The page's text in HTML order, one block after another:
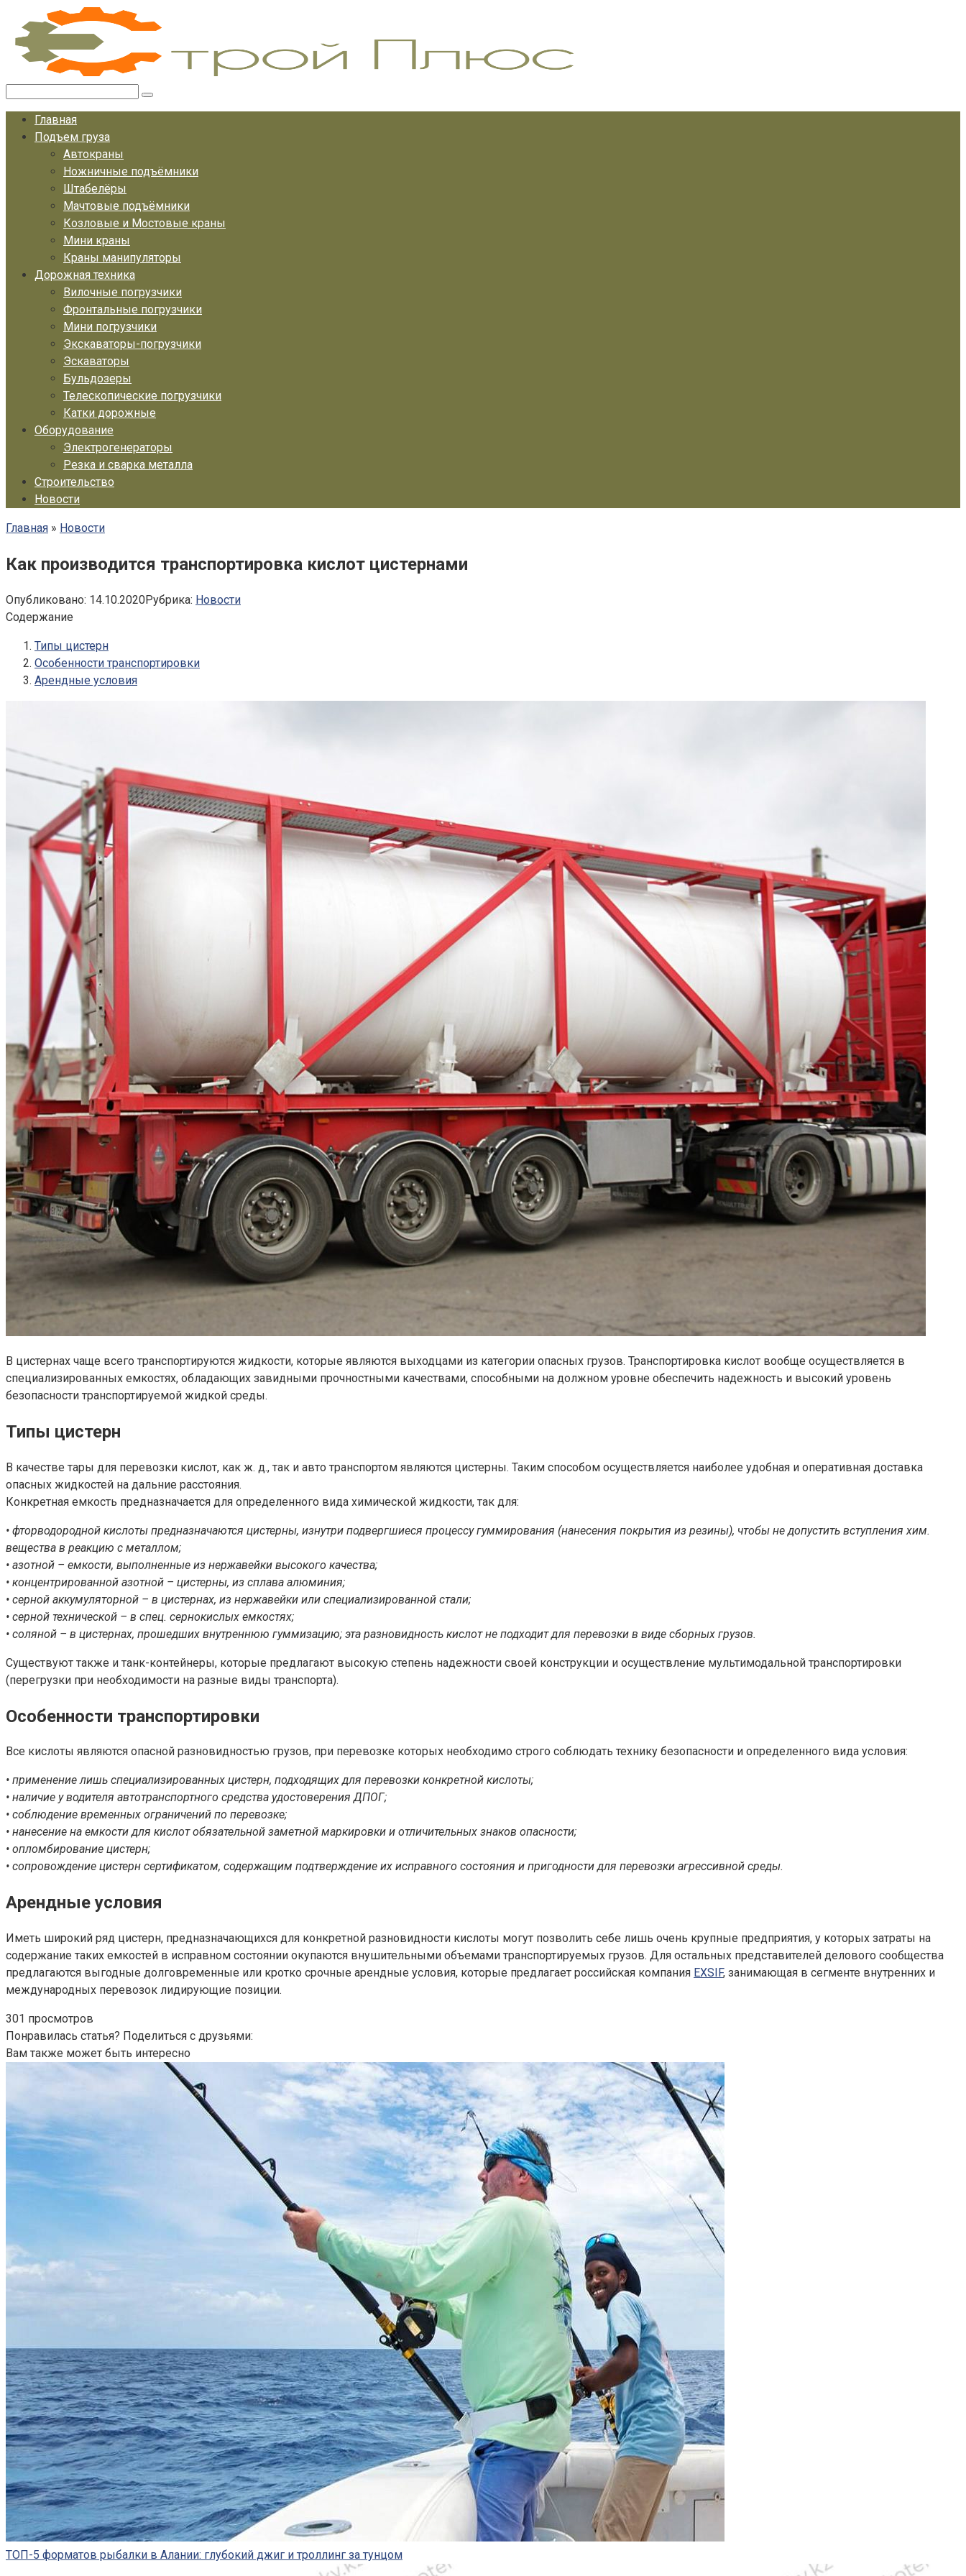
Перейти
контенту
Главная
Подъем груза
Автокраны
Ножничные подъёмники
Штабелёры
Мачтовые подъёмники
Козловые и Мостовые краны
Мини краны
Краны манипуляторы
Дорожная техника
Вилочные погрузчики
Фронтальные погрузчики
Мини погрузчики
Экскаваторы-погрузчики
Эскаваторы
Бульдозеры
Телескопические погрузчики
Катки дорожные
Оборудование
Электрогенераторы
Резка и сварка металла
Строительство
Новости
Главная » Новости
Как производится транспортировка кислот цистернами
Опубликовано: 14.10.2020Рубрика: Новости
Содержание
Типы цистерн
Особенности транспортировки
Арендные условия
В цистернах чаще всего транспортируются жидкости, которые являются выходцами из категории опасных грузов. Транспортировка кислот вообще осуществляется в
специализированных емкостях, обладающих завидными прочностными качествами, способными на должном уровне обеспечить надежность и высокий уровень
безопасности транспортируемой жидкой среды.
Типы цистерн
В качестве тары для перевозки кислот, как ж. д., так и авто транспортом являются цистерны. Таким способом осуществляется наиболее удобная и оперативная доставка
опасных жидкостей на дальние расстояния.
Конкретная емкость предназначается для определенного вида химической жидкости, так для:
• фторводородной кислоты предназначаются цистерны, изнутри подвергшиеся процессу гуммирования (нанесения покрытия из резины), чтобы не допустить вступления хим.
вещества в реакцию с металлом;
• азотной – емкости, выполненные из нержавейки высокого качества;
• концентрированной азотной – цистерны, из сплава алюминия;
• серной аккумуляторной – в цистернах, из нержавейки или специализированной стали;
• серной технической – в спец. сернокислых емкостях;
• соляной – в цистернах, прошедших внутреннюю гуммизацию; эта разновидность кислот не подходит для перевозки в виде сборных грузов.
Существуют также и танк-контейнеры, которые предлагают высокую степень надежности своей конструкции и осуществление мультимодальной транспортировки
(перегрузки при необходимости на разные виды транспорта).
Особенности транспортировки
Все кислоты являются опасной разновидностью грузов, при перевозке которых необходимо строго соблюдать технику безопасности и определенного вида условия:
• применение лишь специализированных цистерн, подходящих для перевозки конкретной кислоты;
• наличие у водителя автотранспортного средства удостоверения ДПОГ;
• соблюдение временных ограничений по перевозке;
• нанесение на емкости для кислот обязательной заметной маркировки и отличительных знаков опасности;
• опломбирование цистерн;
• сопровождение цистерн сертификатом, содержащим подтверждение их исправного состояния и пригодности для перевозки агрессивной среды.
Арендные условия
Иметь широкий ряд цистерн, предназначающихся для конкретной разновидности кислоты могут позволить себе лишь очень крупные предприятия, у которых затраты на
содержание таких емкостей в исправном состоянии окупаются внушительными объемами транспортируемых грузов. Для остальных представителей делового сообщества
предлагаются выгодные долговременные или кротко срочные арендные условия, которые предлагает российская компания EXSIF, занимающая в сегменте внутренних и
международных перевозок лидирующие позиции.
301 просмотров
Понравилась статья? Поделиться с друзьями:
Вам также может быть интересно
ТОП-5 форматов рыбалки в Алании: глубокий джиг и троллинг за тунцом